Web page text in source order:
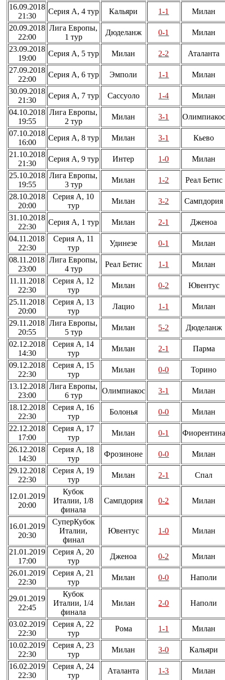
16.09.2018
21:30
Серия А, 4 тур Кальяри 1-1
Милан
20.09.2018
22:00
Лига Европы,
1 тур
Дюделанж 0-1
Милан
23.09.2018
19:00
Серия А, 5 тур Милан 2-2
Аталанта
27.09.2018
22:00
Серия А, 6 тур Эмполи 1-1
Милан
30.09.2018
21:30
Серия А, 7 тур Сассуоло 1-4
Милан
04.10.2018
19:55
Лига Европы,
2 тур
Милан 3-1
Олимпиакос
07.10.2018
16:00
Серия А, 8 тур Милан 3-1
Кьево
21.10.2018
21:30
Серия А, 9 тур Интер 1-0
Милан
25.10.2018
19:55
Лига Европы,
3 тур
Милан 1-2
Реал Бетис
28.10.2018
20:00
Серия А, 10
тур
Милан 3-2
Сампдория
31.10.2018
22:30
Серия А, 1 тур Милан 2-1
Дженоа
04.11.2018
22:30
Серия А, 11
тур
Удинезе 0-1
Милан
08.11.2018
23:00
Лига Европы,
4 тур
Реал Бетис 1-1
Милан
11.11.2018
22:30
Серия А, 12
тур
Милан 0-2
Ювентус
25.11.2018
20:00
Серия А, 13
тур
Лацио 1-1
Милан
29.11.2018
20:55
Лига Европы,
5 тур
Милан 5-2
Дюделанж
02.12.2018
14:30
Серия А, 14
тур
Милан 2-1
Парма
09.12.2018
22:30
Серия А, 15
тур
Милан 0-0
Торино
13.12.2018
23:00
Лига Европы,
6 тур
Олимпиакос 3-1
Милан
18.12.2018
22:30
Серия А, 16
тур
Болонья 0-0
Милан
22.12.2018
17:00
Серия А, 17
тур
Милан 0-1
Фиорентина
26.12.2018
14:30
Серия А, 18
тур
Фрозиноне 0-0
Милан
29.12.2018
22:30
Серия А, 19
тур
Милан 2-1 Спал
12.01.2019
20:00
Кубок
Италии, 1/8
финала
Сампдория 0-2 Милан
16.01.2019
20:30
СуперКубок
Италии,
финал
Ювентус 1-0 Милан
21.01.2019
17:00
Серия А, 20
тур
Дженоа 0-2
Милан
26.01.2019
22:30
Серия А, 21
тур
Милан 0-0 Наполи
29.01.2019
22:45
Кубок
Италии, 1/4
финала
Милан 2-0 Наполи
03.02.2019
22:30
Серия А, 22
тур
Рома 1-1
Милан
10.02.2019
22:30
Серия А, 23
тур
Милан 3-0
Кальяри
16.02.2019
22:30
Серия А, 24
тур
Аталанта 1-3
Милан